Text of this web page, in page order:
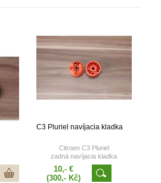
C3 Pluriel navíjacia kladka
Citroen C3 Pluriel
zadná navíjacia kladka
sťahovačky
10,- €
(300,- Kč)